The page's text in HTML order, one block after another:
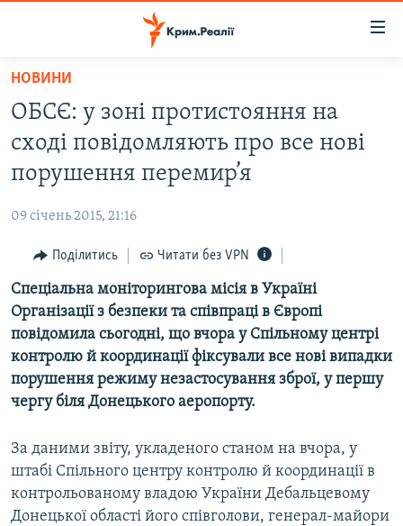
Перейти
основного
матеріалу
до
основної
Перейти
пошуку
ВОДА.КРИМ
БЛОГИ
ПОГЛЯД
ІНТЕРВ'Ю
ВСЕ ЗА ДЕНЬ
СПЕЦПРОЕКТИ
ДЕПОРТАЦІЯ
СВІДЧЕННЯ ОКУПАЦІЇ
ІНФОГРАФІКА
ЯК ОБІЙТИ БЛОКУВАННЯ
Qırımtatar
ДОЛУЧАЙСЯ!
НОВИНИ
ОБСЄ: у зоні протистояння на
сході повідомляють про все нові
порушення перемир’я
09 січень 2015, 21:16
Поділитись Читати без VPN
Спеціальна моніторингова місія в Україні
Організації з безпеки та співпраці в Європі
повідомила сьогодні, що вчора у Спільному центрі
контролю й координації фіксували все нові випадки
порушення режиму незастосування зброї, у першу
чергу біля Донецького аеропорту.
За даними звіту, укладеного станом на вчора, у
штабі Спільного центру контролю й координації в
контрольованому владою України Дебальцевому
Донецької області його співголови, генерал-майори